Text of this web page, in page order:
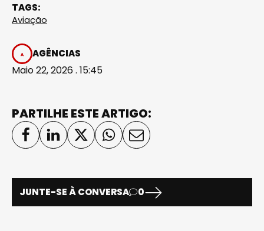
TAGS:
Aviação
AGÊNCIAS
Maio 22, 2026 . 15:45
PARTILHE ESTE ARTIGO:
JUNTE-SE À CONVERSA 0